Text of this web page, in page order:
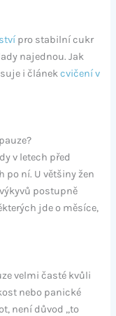
pro stabilní cukr
najednou. Jak
i článekcvičení v
v letech před
ní. U většiny žen
postupně
jde o měsíce,
velmi časté kvůli
nebo panické
není důvod „to